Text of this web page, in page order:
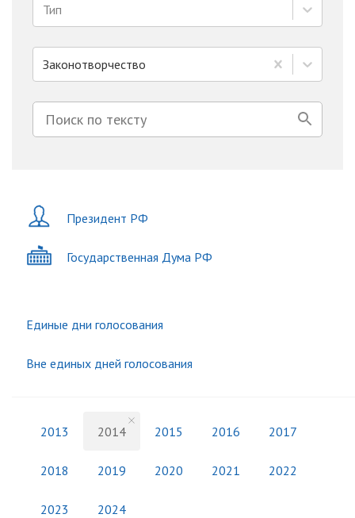
Тип
Законотворчество
Президент РФ
Государственная Дума РФ
Единые дни голосования
Вне единых дней голосования
2013 2014 2015 2016 2017
2018 2019 2020 2021 2022
2023 2024